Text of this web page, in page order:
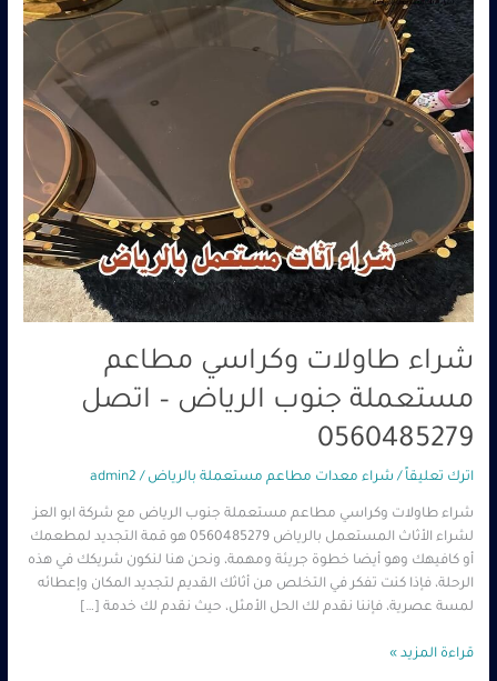
شراء طاولات وكراسي مطاعم
مستعملة جنوب الرياض – اتصل
0560485279
اترك تعليقاً / شراء معدات مطاعم مستعملة بالرياض /
admin2
شراء طاولات وكراسي مطاعم مستعملة جنوب الرياض مع شركة ابو العز
لشراء الأثاث المستعمل بالرياض 0560485279 هو قمة التجديد لمطعمك
أو كافيهك وهو أيضا خطوة جريئة ومهمة، ونحن هنا لنكون شريكك في هذه
الرحلة، فإذا كنت تفكر في التخلص من أثاثك القديم لتجديد المكان وإعطائه
لمسة عصرية، فإننا نقدم لك الحل الأمثل، حيث نقدم لك خدمة […]
الرياض
–
اتصل
0560485279
قراءة المزيد »